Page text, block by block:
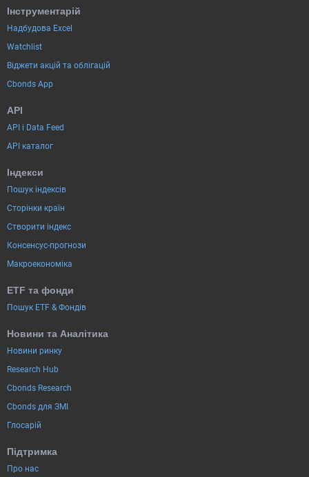
Інструментарій
Надбудова Excel
Watchlist
Віджети акцій та облігацій
Cbonds App
API
API і Data Feed
API каталог
Індекси
Пошук індексів
Сторінки країн
Створити індекс
Консенсус-прогнози
Макроекономіка
ETF та фонди
Пошук ETF & Фондів
Новини та Аналітика
Новини ринку
Research Hub
Cbonds Research
Cbonds для ЗМІ
Глосарій
Підтримка
Про нас